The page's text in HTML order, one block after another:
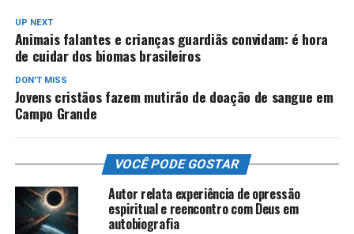
UP NEXT
Animais falantes e crianças guardiãs convidam: é hora
de cuidar dos biomas brasileiros
DON'T MISS
Jovens cristãos fazem mutirão de doação de sangue em
Campo Grande
VOCÊ PODE GOSTAR
Autor relata experiência de opressão
espiritual e reencontro com Deus em
autobiografia